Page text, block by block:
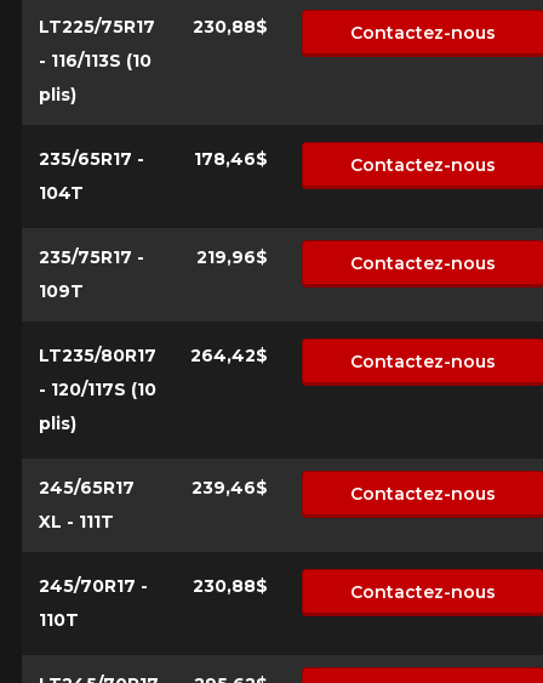
LT225/75R17
- 116/113S (10
plis)
230,88$ Contactez-nous
235/65R17 -
104T
178,46$ Contactez-nous
235/75R17 -
109T
219,96$ Contactez-nous
LT235/80R17
- 120/117S (10
plis)
264,42$ Contactez-nous
245/65R17
XL - 111T
239,46$ Contactez-nous
245/70R17 -
110T
230,88$ Contactez-nous